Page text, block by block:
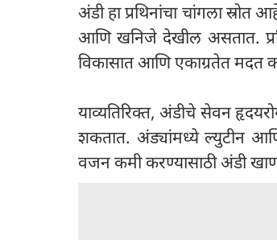
अंडी हा प्रथिनांचा चांगला
आणि खनिजे देखील असतात.
विकासात आणि एकाग्रतेत मदत
याव्यतिरिक्त, अंडीचे सेवन
शकतात. अंड्यांमध्ये ल्युटीन
वजन कमी करण्यासाठी अंडी